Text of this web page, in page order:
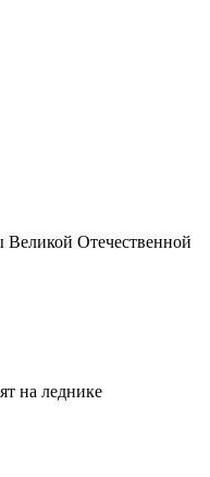
Великой Отечественной
на леднике